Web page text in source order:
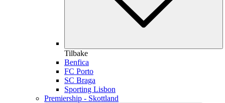
Tilbake
Benfica
FC Porto
SC Braga
Sporting Lisbon
Premiership - Skottland